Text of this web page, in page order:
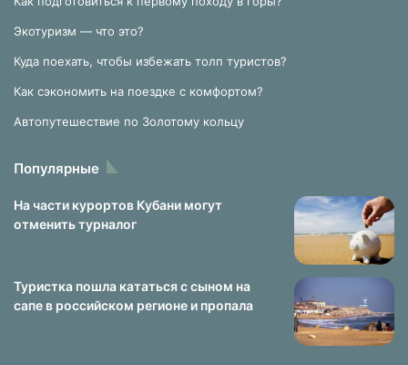
Экотуризм — что это?
Куда поехать, чтобы избежать толп туристов?
Как сэкономить на поездке с комфортом?
Автопутешествие по Золотому кольцу
Популярные
На части курортов Кубани могут
отменить турналог
Туристка пошла кататься с сыном на
сапе в российском регионе и пропала